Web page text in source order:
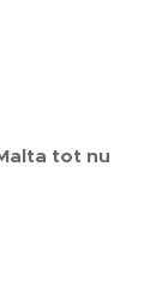
tot nu